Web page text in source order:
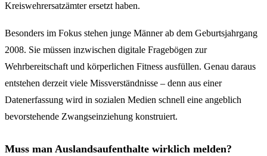
Kreiswehrersatzämter ersetzt haben.
Besonders im Fokus stehen junge Männer ab dem Geburtsjahrgang
2008. Sie müssen inzwischen digitale Fragebögen zur
Wehrbereitschaft und körperlichen Fitness ausfüllen. Genau daraus
entstehen derzeit viele Missverständnisse – denn aus einer
Datenerfassung wird in sozialen Medien schnell eine angeblich
bevorstehende Zwangseinziehung konstruiert.
Muss man Auslandsaufenthalte wirklich melden?